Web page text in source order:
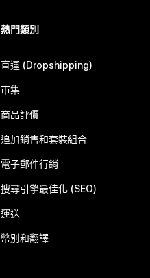
熱門類別
直運 (Dropshipping)
市集
商品評價
追加銷售和套裝組合
電子郵件行銷
搜尋引擎最佳化 (SEO)
運送
幣別和翻譯